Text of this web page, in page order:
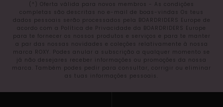
(*) Oferta válida para novos membros - As condições
completas são descritas no e-mail de boas-vindas Os teus
dados pessoais serão processados pela BOARDRIDERS Europe de
acordo com a Política de Privacidade da BOARDRIDERS Europe
para te fornecer os nossos produtos e serviços e para te manter
a par das nossas novidades e coleções relativamente à nossa
marca ROXY. Podes anular a subscrição a qualquer momento se
já não desejares receber informações ou promoções da nossa
marca. Também podes pedir para consultar, corrigir ou eliminar
as tuas informações pessoais.